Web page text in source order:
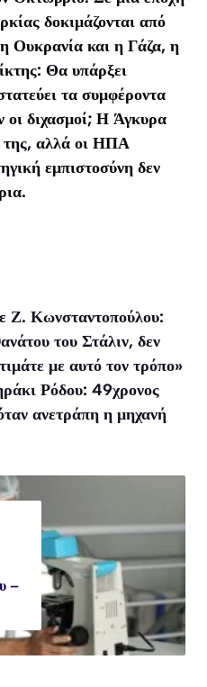
δοκιμάζονται από
Ουκρανία και η Γάζα, η
Θα υπάρξει
τα συμφέροντα
διχασμοί; Η Άγκυρα
της, αλλά οι ΗΠΑ
εμπιστοσύνη δεν
Ζ. Κωνσταντοπούλου:
του Στάλιν, δεν
με αυτό τον τρόπο»
Ρόδου: 49χρονος
ανετράπη η μηχανή
–